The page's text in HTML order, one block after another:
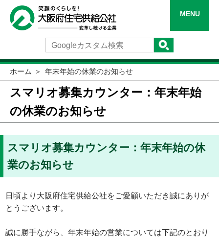
MENU
ホーム 年末年始の休業のお知らせ
スマリオ募集カウンター：年末年始
の休業のお知らせ
スマリオ募集カウンター：年末年始の休
業のお知らせ
日頃より大阪府住宅供給公社をご愛顧いただき誠にありが
とうございます。
誠に勝手ながら、年末年始の営業については下記のとおり